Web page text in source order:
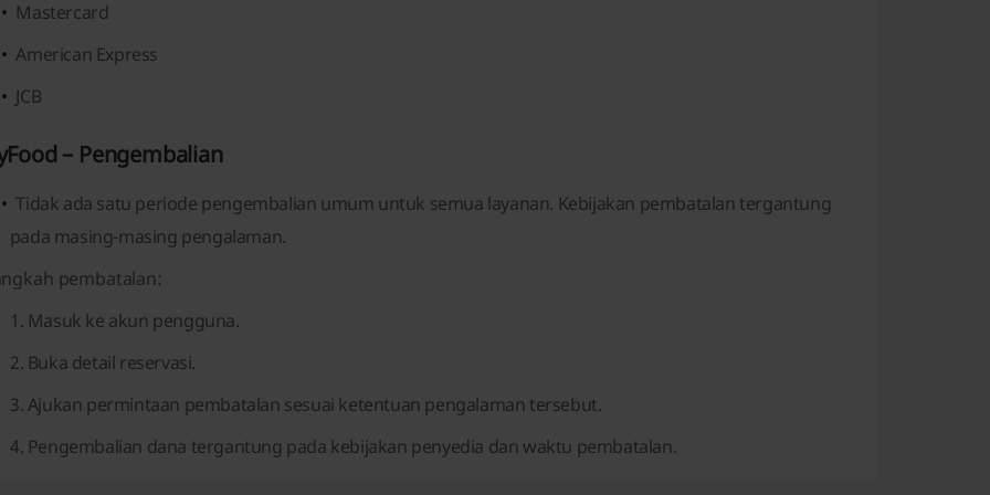
Mastercard
American Express
JCB
– Pengembalian
Tidak ada satu periode pengembalian umum untuk semua layanan. Kebijakan pembatalan tergantung
pada masing-masing pengalaman.
pembatalan:
Masuk ke akun pengguna.
Buka detail reservasi.
Ajukan permintaan pembatalan sesuai ketentuan pengalaman tersebut.
Pengembalian dana tergantung pada kebijakan penyedia dan waktu pembatalan.